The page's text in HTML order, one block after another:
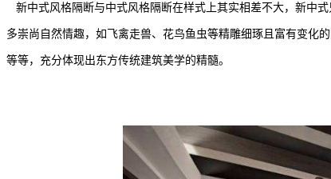
新中式风格隔断与中式风格隔断在样式上其实相差不大，新中
多崇尚自然情趣，如飞禽走兽、花鸟鱼虫等精雕细琢且富有变化
等等，充分体现出东方传统建筑美学的精髓。